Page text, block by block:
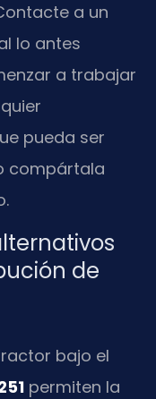
a un
lo antes
a trabajar
pueda ser
compártala
de
bajo el
permiten la